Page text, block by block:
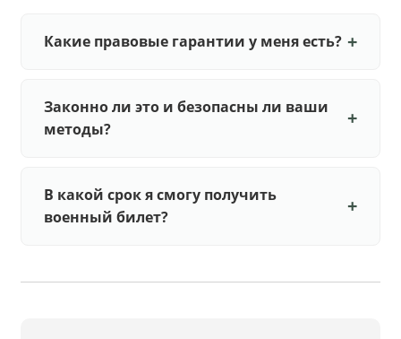
Какие правовые гарантии у меня есть?
Законно ли это и безопасны ли ваши
методы?
В какой срок я смогу получить
военный билет?